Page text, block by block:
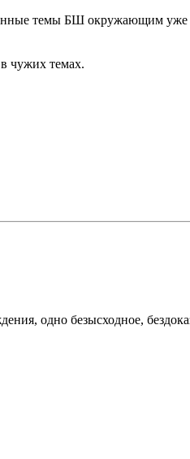
темы БШ окружающим
чужих темах.
одно безысходное,